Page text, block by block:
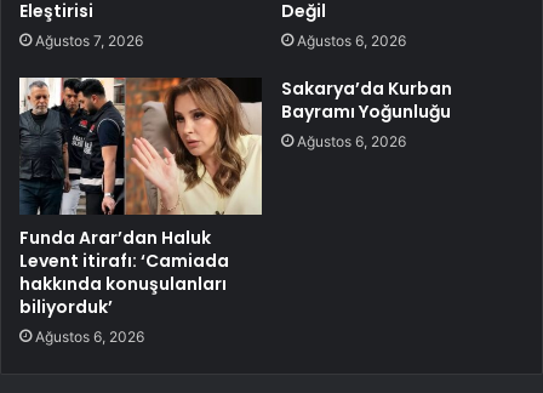
Eleştirisi
Ağustos 7, 2026
Değil
Ağustos 6, 2026
Funda Arar’dan Haluk
Levent itirafı: ‘Camiada
hakkında konuşulanları
biliyorduk’
Ağustos 6, 2026
Sakarya’da Kurban
Bayramı Yoğunluğu
Ağustos 6, 2026